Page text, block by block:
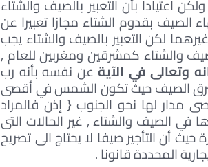
اعتيادا بأن التعبير بالصيف والشتاء
الصيف بقدوم الشتاء مجازا تعبيرا عن
لكن التعبير بالصيف والشتاء يجب
والشتاء كمشرقين ومغربين للعام ,
وتعالى في الآيةعن نفسه بأنه رب
مشرق الصيف حيث تكون الشمس في أقصى
لها نحو الجنوب { إذن فالمراد
الصيف والشتاء , غير الحالات التى
أن التأجير صيفا لا يحتاج الى تصريح
المحددة قانونا .